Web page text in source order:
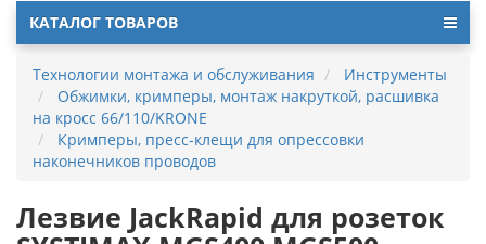
КАТАЛОГ ТОВАРОВ
Технологии монтажа и обслуживания
Инструменты
Обжимки, кримперы, монтаж накруткой, расшивка
на кросс 66/110/KRONE
Кримперы, пресс-клещи для опрессовки
наконечников проводов
Лезвие JackRapid для розеток